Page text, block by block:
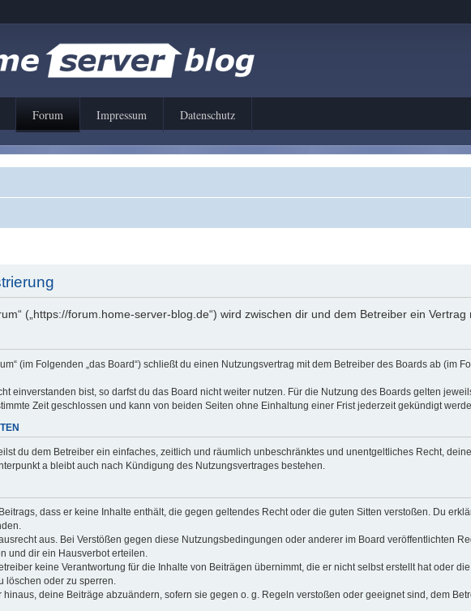
Forum Impressum Datenschutz
(„https://forum.home-server-blog.de“) wird zwischen dir und dem Betreiber ein
(im Folgenden „das Board“) schließt du einen Nutzungsvertrag mit dem Betreiber des Boards ab (im
einverstanden bist, so darfst du das Board nicht weiter nutzen. Für die Nutzung des Boards gelten
Zeit geschlossen und kann von beiden Seiten ohne Einhaltung einer Frist jederzeit gekündigt
du dem Betreiber ein einfaches, zeitlich und räumlich unbeschränktes und unentgeltliches Recht,
a bleibt auch nach Kündigung des Nutzungsvertrages bestehen.
dass er keine Inhalte enthält, die gegen geltendes Recht oder die guten Sitten verstoßen. Du
aus. Bei Verstößen gegen diese Nutzungsbedingungen oder anderer im Board veröffentlichten
und dir ein Hausverbot erteilen.
keine Verantwortung für die Inhalte von Beiträgen übernimmt, die er nicht selbst erstellt hat oder
löschen oder zu sperren.
hinaus, deine Beiträge abzuändern, sofern sie gegen o. g. Regeln verstoßen oder geeignet sind, dem